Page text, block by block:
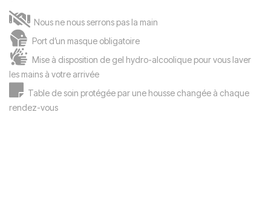
Nous ne nous serrons pas la main
Port d’un masque obligatoire
Mise à disposition de gel hydro-alcoolique pour vous laver
les mains à votre arrivée
Table de soin protégée par une housse changée à chaque
rendez-vous